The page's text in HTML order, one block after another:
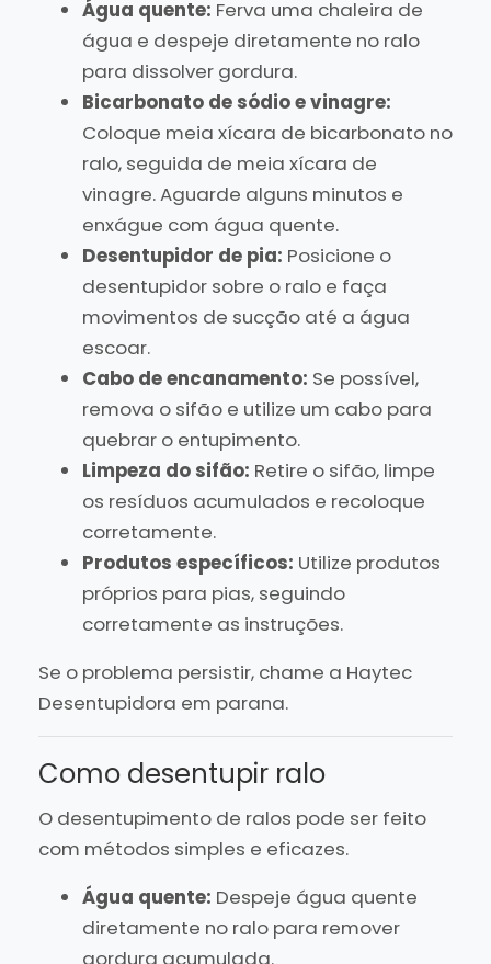
Água quente: Ferva uma chaleira de
água e despeje diretamente no ralo
para dissolver gordura.
Bicarbonato de sódio e vinagre:
Coloque meia xícara de bicarbonato no
ralo, seguida de meia xícara de
vinagre. Aguarde alguns minutos e
enxágue com água quente.
Desentupidor de pia: Posicione o
desentupidor sobre o ralo e faça
movimentos de sucção até a água
escoar.
Cabo de encanamento: Se possível,
remova o sifão e utilize um cabo para
quebrar o entupimento.
Limpeza do sifão: Retire o sifão, limpe
os resíduos acumulados e recoloque
corretamente.
Produtos específicos: Utilize produtos
próprios para pias, seguindo
corretamente as instruções.
Se o problema persistir, chame a Haytec
Desentupidora em parana.
Como desentupir ralo
O desentupimento de ralos pode ser feito
com métodos simples e eficazes.
Água quente: Despeje água quente
diretamente no ralo para remover